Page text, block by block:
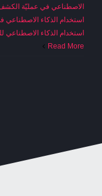
الاصطناعي في عمليّة
استخدام الذكاء الاصطناعي
استخدام الذكاء
Read More